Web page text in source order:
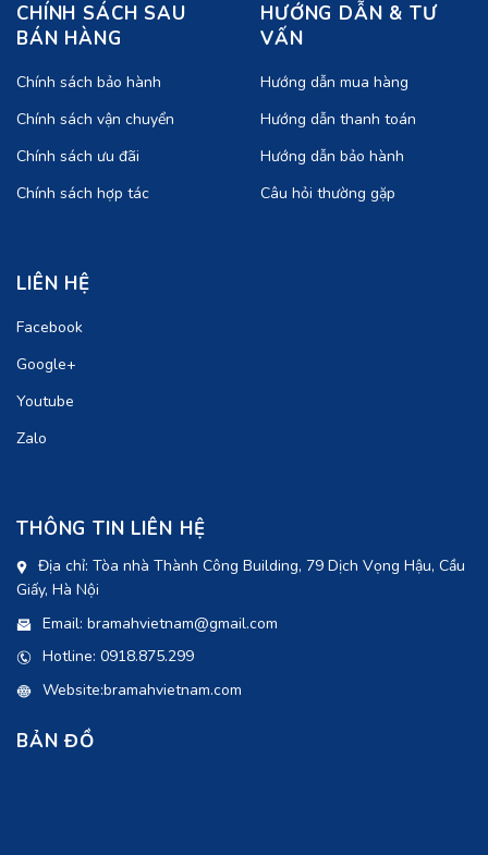
CHÍNH SÁCH SAU
BÁN HÀNG
Chính sách bảo hành
Chính sách vận chuyển
Chính sách ưu đãi
Chính sách hợp tác
HƯỚNG DẪN & TƯ
VẤN
Hướng dẫn mua hàng
Hướng dẫn thanh toán
Hướng dẫn bảo hành
Câu hỏi thường gặp
LIÊN HỆ
Facebook
Google+
Youtube
Zalo
THÔNG TIN LIÊN HỆ
Địa chỉ: Tòa nhà Thành Công Building, 79 Dịch Vọng Hậu, Cầu
Giấy, Hà Nội
Email: bramahvietnam@gmail.com
Hotline: 0918.875.299
Website:bramahvietnam.com
BẢN ĐỒ